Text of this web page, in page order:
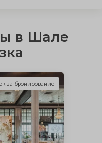
в Шале
за бронирование